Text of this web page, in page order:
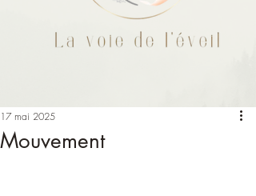
Mouvement
17 mai 2025